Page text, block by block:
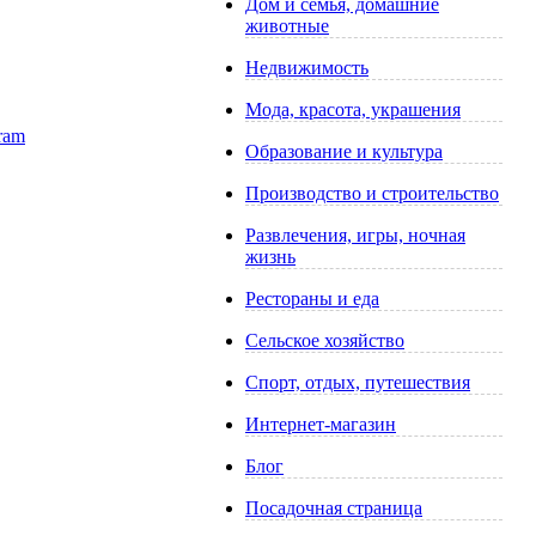
Дом и семья, домашние
животные
Недвижимость
Мода, красота, украшения
Образование и культура
Производство и строительство
Развлечения, игры, ночная
жизнь
Рестораны и еда
Сельское хозяйство
Спорт, отдых, путешествия
Интернет-магазин
Блог
Посадочная страница